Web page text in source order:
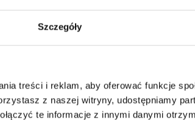
Szczegóły
treści i reklam, aby oferować funkcje
z naszej witryny, udostępniamy
te informacje z innymi danymi
Skrzynia:
Moc (KM):
394